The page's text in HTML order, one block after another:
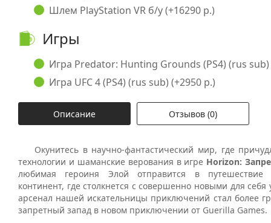
Шлем PlayStation VR б/у (+16290 р.)
Игры
Игра Predator: Hunting Grounds (PS4) (rus sub)
Игра UFC 4 (PS4) (rus sub) (+2950 р.)
Описание Отзывов (0)
Окунитесь в научно-фантастический мир, где
технологии и шаманские верования в игре Horizon:
любимая героиня Элой отправится в путешествие
континент, где столкнется с совершенно новыми для
арсенал нашей искательницы приключений стал более
запретный запад в новом приключении от Guerilla Games.